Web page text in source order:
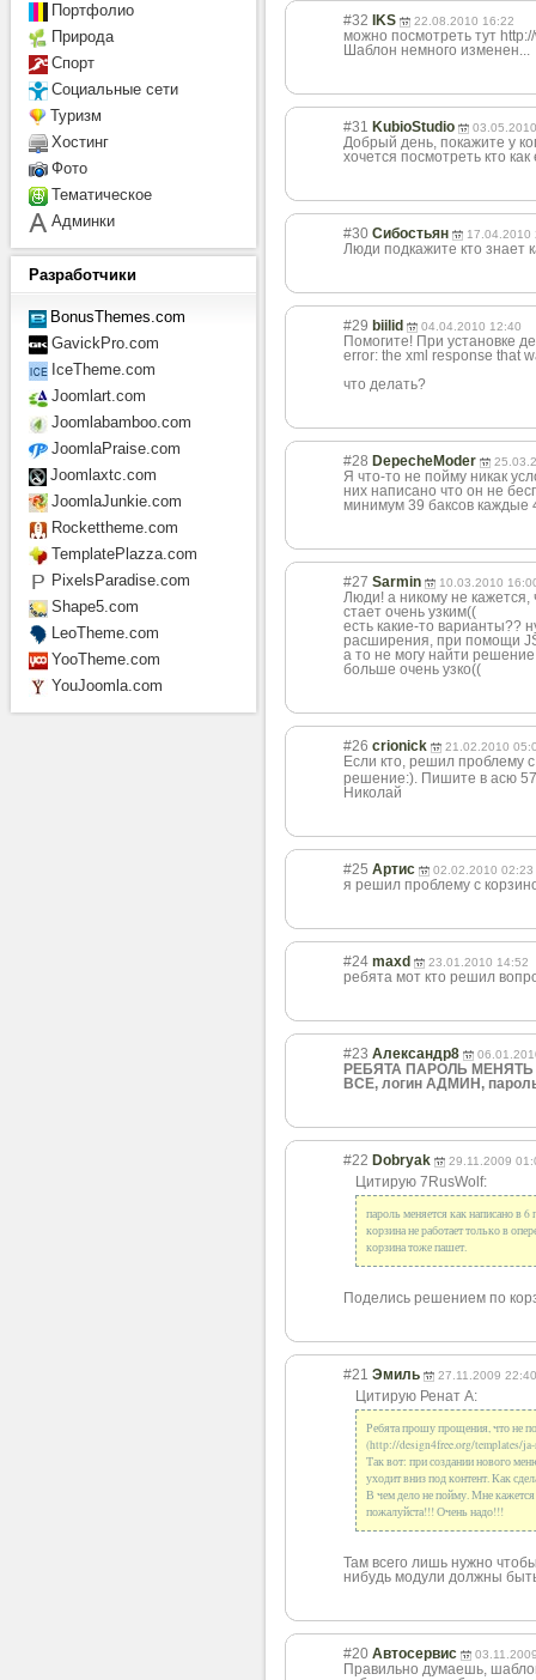
#32 IKS 22.08.2010 16:22
можно посмотреть тут
Шаблон немного изменен...
#31 KubioStudio
Добрый день, покажите у
хочется посмотреть кто
#30 Сибостьян 17.04.2010
Люди подкажите кто знает
#29 biilid 04.04.2010 12:40
Помогите! При установке
error: the xml response that
что делать?
#28 DepecheModer
Я что-то не пойму никак
них написано что он не
минимум 39 баксов каждые
#27 Sarmin 10.03.2010
Люди! а никому не
стает очень узким((
есть какие-то варианты??
расширения, при помощи
а то не могу найти
больше очень узко((
#26 crionick 21.02.2010
Если кто, решил проблему
решение:). Пишите в асю
Николай
#25 Артис 02.02.2010 02:23
я решил проблему с
#24 maxd 23.01.2010 14:52
ребята мот кто решил
#23 Александр8
РЕБЯТА ПАРОЛЬ
ВСЕ, логин АДМИН,
#22 Dobryak 29.11.2009
Цитирую 7RusWolf:
пароль меняется как написано в 6
корзина не работает только в
корзина тоже пашет.
Поделись решением по
#21 Эмиль 27.11.2009 22:40
Цитирую Ренат А:
Ребята прошу прощения, что не
(http://design4free.org/templates/
Так вот: при создании нового
уходит вниз под контент. Как
В чем дело не пойму. Мне кажется
пожалуйста!!! Очень надо!!!
Там всего лишь нужно
нибудь модули должны
#20 Автосервис
Правильно думаешь,
Портфолио
Природа
Спорт
Социальные сети
Туризм
Хостинг
Фото
Тематическое
Админки
Разработчики
BonusThemes.com
GavickPro.com
IceTheme.com
Joomlart.com
Joomlabamboo.com
JoomlaPraise.com
Joomlaxtc.com
JoomlaJunkie.com
Rockettheme.com
TemplatePlazza.com
PixelsParadise.com
Shape5.com
LeoTheme.com
YooTheme.com
YouJoomla.com